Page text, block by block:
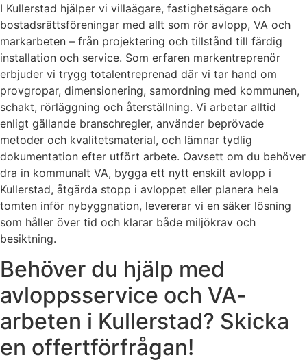
I Kullerstad hjälper vi villaägare, fastighetsägare och
bostadsrättsföreningar med allt som rör avlopp, VA och
markarbeten – från projektering och tillstånd till färdig
installation och service. Som erfaren markentreprenör
erbjuder vi trygg totalentreprenad där vi tar hand om
provgropar, dimensionering, samordning med kommunen,
schakt, rörläggning och återställning. Vi arbetar alltid
enligt gällande branschregler, använder beprövade
metoder och kvalitetsmaterial, och lämnar tydlig
dokumentation efter utfört arbete. Oavsett om du behöver
dra in kommunalt VA, bygga ett nytt enskilt avlopp i
Kullerstad, åtgärda stopp i avloppet eller planera hela
tomten inför nybyggnation, levererar vi en säker lösning
som håller över tid och klarar både miljökrav och
besiktning.
Behöver du hjälp med
avloppsservice och VA-
arbeten i Kullerstad? Skicka
en offertförfrågan!